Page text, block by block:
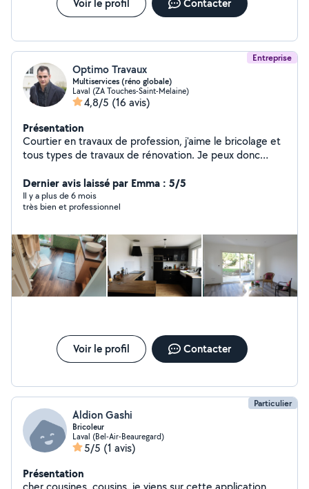
Voir le profil Contacter
Entreprise
Optimo Travaux
Multiservices (réno globale)
Laval (ZA Touches-Saint-Melaine)
4,8/5 (16 avis)
Présentation
Courtier en travaux de profession, j'aime le bricolage et
tous types de travaux de rénovation. Je peux donc
plusieurs appartements de A à Z et je sais être
minutieux pour atteindre un résultat satisfaisant. De
nature souriant et accueillant, je peux vous apporter
sol, de peinture, d'entretien extérieur, etc. Mon objectif
est toujours de repartir d'un chantier avec un sourire
partagé avec mon client.
Dernier avis laissé par Emma : 5/5
Il y a plus de 6 mois
très bien et professionnel
Voir le profil Contacter
Particulier
Aldion Gashi
Bricoleur
Laval (Bel-Air-Beauregard)
5/5 (1 avis)
Présentation